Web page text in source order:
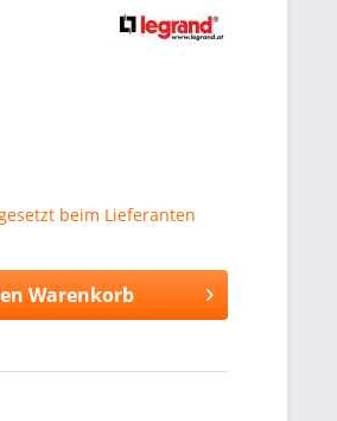
beim Lieferanten
Warenkorb